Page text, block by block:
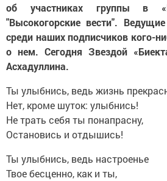
об участниках группы в
"Высокогорские вести".
среди наших подписчиков кого-
о нем. Сегодня Звездой
Асхадуллина.
Ты улыбнись, ведь жизнь
Нет, кроме шуток: улыбнись!
Не трать себя ты понапрасну,
Остановись и отдышись!
Ты улыбнись, ведь настроенье
Твое бесценно, как и ты,